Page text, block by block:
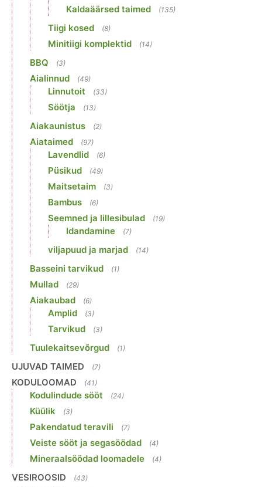
Kaldaäärsed taimed (135)
Tiigi kosed (8)
Minitiigi komplektid (14)
BBQ (3)
Aialinnud (49)
Linnutoit (33)
Söötja (13)
Aiakaunistus (2)
Aiataimed (97)
Lavendlid (6)
Püsikud (49)
Maitsetaim (3)
Bambus (6)
Seemned ja lillesibulad (19)
Idandamine (7)
viljapuud ja marjad (14)
Basseini tarvikud (1)
Mullad (29)
Aiakaubad (6)
Amplid (3)
Tarvikud (3)
Tuulekaitsevõrgud (1)
UJUVAD TAIMED (7)
KODULOOMAD (41)
Kodulindude sööt (24)
Küülik (3)
Pakendatud teravili (7)
Veiste sööt ja segasöödad (4)
Mineraalsöödad loomadele (4)
VESIROOSID (43)